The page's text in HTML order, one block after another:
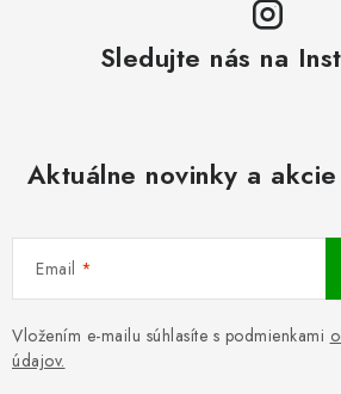
Sledujte nás na
Aktuálne novinky a
Email
Vložením e-mailu súhlasíte s podmienkami
údajov.